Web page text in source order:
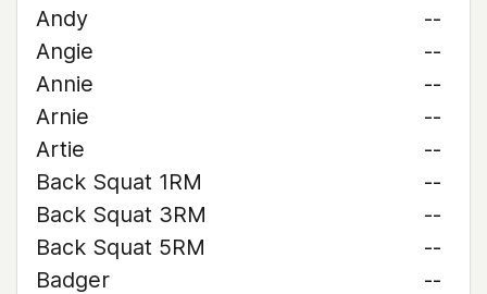
Andy
--
Angie
--
Annie
--
Arnie
--
Artie
--
Back Squat 1RM
--
Back Squat 3RM
--
Back Squat 5RM
--
Badger
--